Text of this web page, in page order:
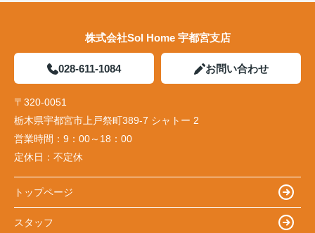
株式会社Sol Home 宇都宮支店
028-611-1084 お問い合わせ
〒320-0051
栃木県宇都宮市上戸祭町389-7 シャトー 2
営業時間： 9：00～18：00
定休日： 不定休
トップページ
スタッフ